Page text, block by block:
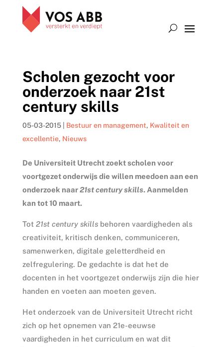
Scholen gezocht voor
onderzoek naar 21st
century skills
05-03-2015| Bestuur en management, Kwaliteit en
excellentie, Nieuws
De Universiteit Utrecht zoekt scholen voor
voortgezet onderwijs die willen meedoen aan een
onderzoek naar21st century skills. Aanmelden
kan tot 10 maart.
Tot 21st century skillsbehoren vaardigheden als
creativiteit, kritisch denken, communiceren,
samenwerken, digitale geletterdheid en
zelfregulering. De gedachte is dat het de
docenten in het voortgezet onderwijs zijn die hier
handen en voeten aan moeten geven.
Het onderzoek van de Universiteit Utrecht richt
zich op het opnemen van 21e-eeuwse
vaardigheden in het curriculum en wat dit